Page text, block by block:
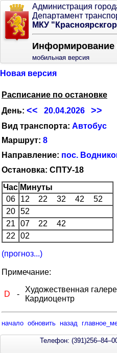
Администрация
Департамент
МКУ
Информирование
мобильная версия
Новая версия
Расписание по остановке
День: << 20.04.2026 >>
Вид транспорта: Автобус
Маршрут: 8
Направление: пос.
Остановка: СПТУ-18
Час Минуты
06
12 22 32 42
52
20
52
21
07 22
42
22
02
(прогноз...)
Примечание:
D -
Художественная
Кардиоцентр
начало обновить назад
Телефон: